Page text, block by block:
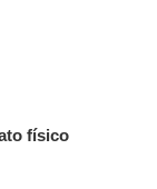
físico